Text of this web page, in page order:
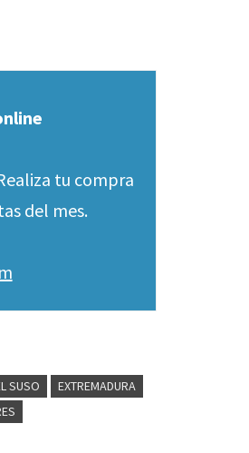
tu compra
del mes.
SUSO
EXTREMADURA